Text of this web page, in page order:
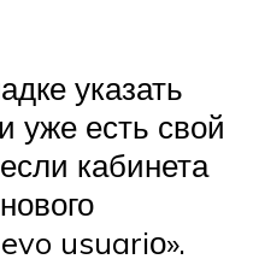
указать
уже есть свой
кабинета
usuariо».